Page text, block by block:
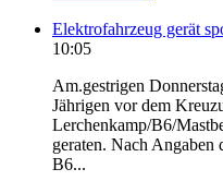
Elektrofahrzeug gerät
10:05
Am.gestrigen
Jährigen vor dem
Lerchenkamp/B6/
geraten. Nach
B6...